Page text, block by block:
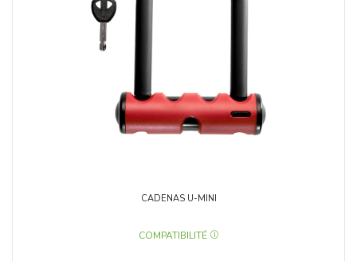
CADENAS U-MINI
COMPATIBILITÉ